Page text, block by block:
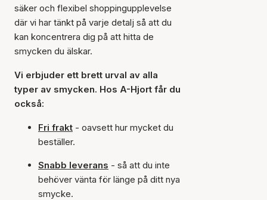
säker och flexibel shoppingupplevelse
där vi har tänkt på varje detalj så att du
kan koncentrera dig på att hitta de
smycken du älskar.
Vi erbjuder ett brett urval av alla
typer av smycken. Hos A-Hjort får du
också:
Fri frakt - oavsett hur mycket du
beställer.
Snabb leverans - så att du inte
behöver vänta för länge på ditt nya
smycke.